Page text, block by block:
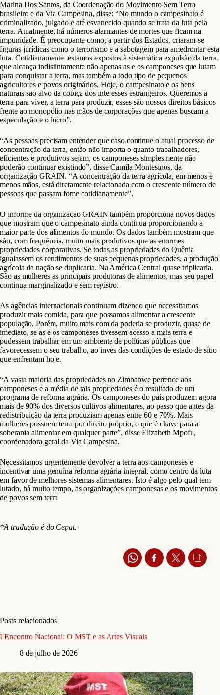
Marina Dos Santos, da Coordenação do Movimento Sem Terra
brasileiro e da Via Campesina, disse: “No mundo o campesinato é
criminalizado, julgado e até esvanecido quando se trata da luta pela
terra. Atualmente, há números alarmantes de mortes que ficam na
impunidade. É preocupante como, a partir dos Estados, criaram-se
figuras jurídicas como o terrorismo e a sabotagem para amedrontar esta
luta. Cotidianamente, estamos expostos à sistemática expulsão da terra,
que alcança indistintamente não apenas as e os camponeses que lutam
para conquistar a terra, mas também a todo tipo de pequenos
agricultores e povos originários. Hoje, o campesinato e os bens
naturais são alvo da cobiça dos interesses estrangeiros. Queremos a
terra para viver, a terra para produzir, esses são nossos direitos básicos
frente ao monopólio nas mãos de corporações que apenas buscam a
especulação e o lucro”.
“As pessoas precisam entender que caso continue o atual processo de
concentração da terra, então não importa o quanto trabalhadores,
eficientes e produtivos sejam, os camponeses simplesmente não
poderão continuar existindo”, disse Camila Montesinos, da
organização GRAIN. “A concentração da terra agrícola, em menos e
menos mãos, está diretamente relacionada com o crescente número de
pessoas que passam fome cotidianamente”.
O informe da organização GRAIN também proporciona novos dados
que mostram que o campesinato ainda continua proporcionando a
maior parte dos alimentos do mundo. Os dados também mostram que
são, com frequência, muito mais produtivos que as enormes
propriedades corporativas. Se todas as propriedades do Quênia
igualassem os rendimentos de suas pequenas propriedades, a produção
agrícola da nação se duplicaria. Na América Central quase triplicaria.
São as mulheres as principais produtoras de alimentos, mas seu papel
continua marginalizado e sem registro.
As agências internacionais continuam dizendo que necessitamos
produzir mais comida, para que possamos alimentar a crescente
população. Porém, muito mais comida poderia se produzir, quase de
imediato, se as e os camponeses tivessem acesso a mais terra e
pudessem trabalhar em um ambiente de políticas públicas que
favorecessem o seu trabalho, ao invés das condições de estado de sítio
que enfrentam hoje.
“A vasta maioria das propriedades no Zimbabwe pertence aos
camponeses e a média de tais propriedades é o resultado de um
programa de reforma agrária. Os camponeses do país produzem agora
mais de 90% dos diversos cultivos alimentares, ao passo que antes da
redistribuição da terra produziam apenas entre 60 e 70%. Mais
mulheres possuem terra por direito próprio, o que é chave para a
soberania alimentar em qualquer parte”, disse Elizabeth Mpofu,
coordenadora geral da Via Campesina.
Necessitamos urgentemente devolver a terra aos camponeses e
incentivar uma genuína reforma agrária integral, como centro da luta
em favor de melhores sistemas alimentares. Isto é algo pelo qual tem
lutado, há muito tempo, as organizações camponesas e os movimentos
de povos sem terra
*A tradução é do Cepat.
Posts relacionados
I Encontro Nacional: O MST e as Artes Visuais
8 de julho de 2026